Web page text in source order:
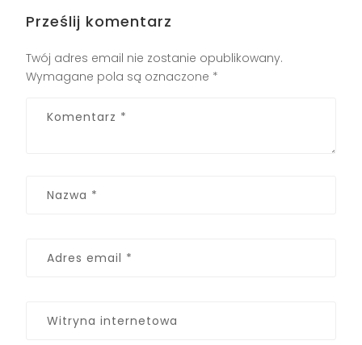
Prześlij komentarz
Twój adres email nie zostanie opublikowany.
Wymagane pola są oznaczone *